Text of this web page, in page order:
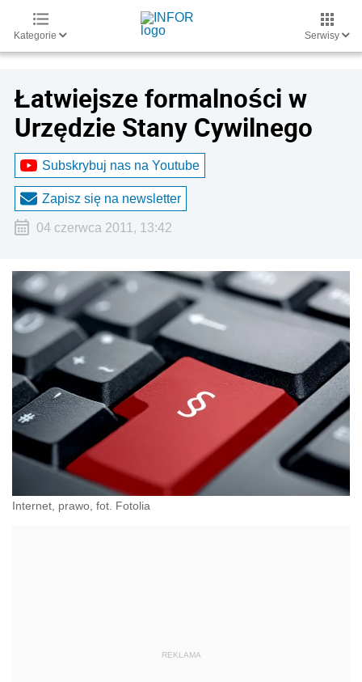
Kategorie Serwisy
Łatwiejsze formalności w
Urzędzie Stany Cywilnego
Subskrybuj nas na Youtube
Zapisz się na newsletter
04 czerwca 2011, 13:42
Internet, prawo, fot. Fotolia